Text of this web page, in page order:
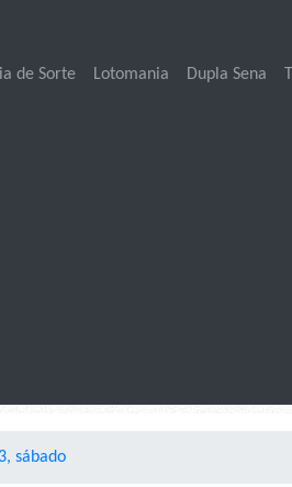
de Sorte Lotomania Dupla Sena
sábado